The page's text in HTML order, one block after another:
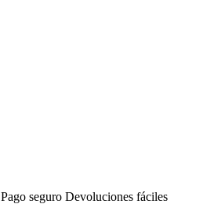
Pago seguro Devoluciones fáciles